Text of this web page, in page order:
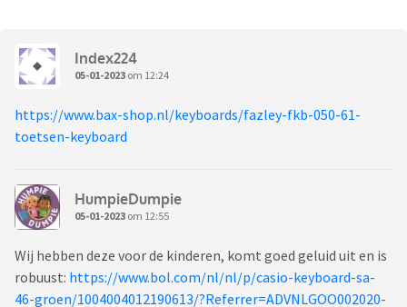
Index224
05-01-2023 om 12:24
https://www.bax-shop.nl/keyboards/fazley-fkb-050-61-
toetsen-keyboard
HumpieDumpie
05-01-2023 om 12:55
Wij hebben deze voor de kinderen, komt goed geluid uit en is
robuust: https://www.bol.com/nl/nl/p/casio-keyboard-sa-
46-groen/1004004012190613/?Referrer=ADVNLGOO002020-